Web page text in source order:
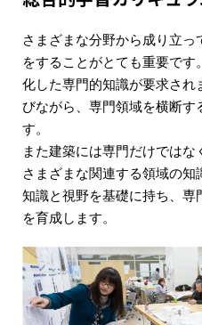
さまざまな分野から成り立
をすることがとても重要で
化した専門的知識が要求さ
びながら、専門領域を横断す
す。
また建築には専門だけではな
さまざまな関連する領域の
知識と視野を基礎に持ち、
を育成します。